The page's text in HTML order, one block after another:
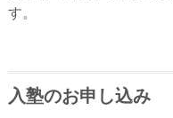
す。
入塾のお申し込み